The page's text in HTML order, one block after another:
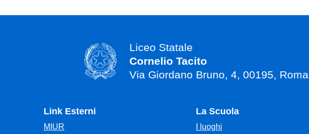
Liceo Statale
Cornelio Tacito
Via Giordano Bruno, 4, 00195, Roma
Link Esterni
MIUR
La Scuola
I luoghi